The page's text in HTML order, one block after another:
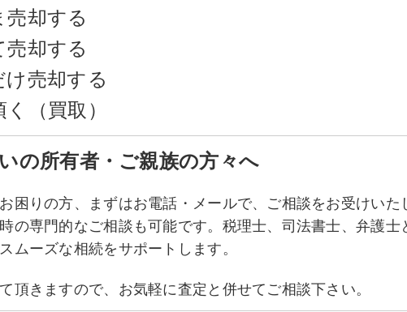
売却する
売却する
け売却する
（買取）
の所有者・ご親族の方々へ
困りの方、まずはお電話・メールで、ご相談をお受けいた
の専門的なご相談も可能です。税理士、司法書士、弁護士
ムーズな相続をサポートします。
頂きますので、お気軽に査定と併せてご相談下さい。